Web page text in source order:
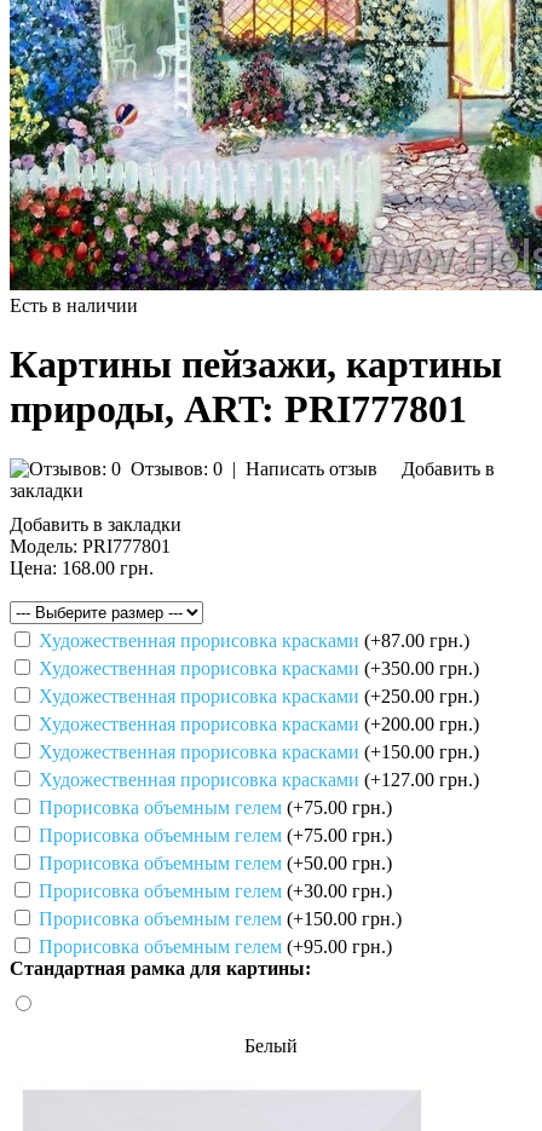
Есть в наличии
Картины пейзажи, картины
природы, ART: PRI777801
Отзывов: 0 | Написать отзыв
Добавить в
закладки
Добавить в закладки
Модель: PRI777801
Цена: 168.00 грн.
Художественная прорисовка красками (+87.00 грн.)
Художественная прорисовка красками (+350.00 грн.)
Художественная прорисовка красками (+250.00 грн.)
Художественная прорисовка красками (+200.00 грн.)
Художественная прорисовка красками (+150.00 грн.)
Художественная прорисовка красками (+127.00 грн.)
Прорисовка объемным гелем (+75.00 грн.)
Прорисовка объемным гелем (+75.00 грн.)
Прорисовка объемным гелем (+50.00 грн.)
Прорисовка объемным гелем (+30.00 грн.)
Прорисовка объемным гелем (+150.00 грн.)
Прорисовка объемным гелем (+95.00 грн.)
Стандартная рамка для картины:
Белый